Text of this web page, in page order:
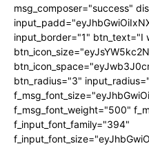
msg_composer="success"
input_border="1" btn_text="I
btn_radius="3"
f_msg_font_weight="500"
f_input_font_family="394"